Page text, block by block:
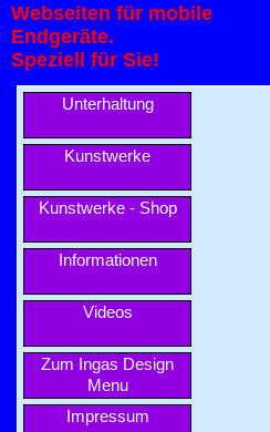
Webseiten für mobile
Endgeräte.
Speziell für Sie!
Unterhaltung
Kunstwerke
Kunstwerke - Shop
Informationen
Videos
Zum Ingas Design
Menu
Impressum